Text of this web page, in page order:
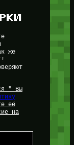
же
" Вы
её
на